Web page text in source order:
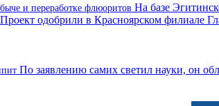
и переработке флюоритов На базе
одобрили в Красноярском филиале
По заявлению самих светил науки, он